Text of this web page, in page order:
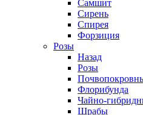
Самшит
Сирень
Спирея
Форзиция
Розы
Назад
Розы
Флорибунда
Чайно-
Шрабы